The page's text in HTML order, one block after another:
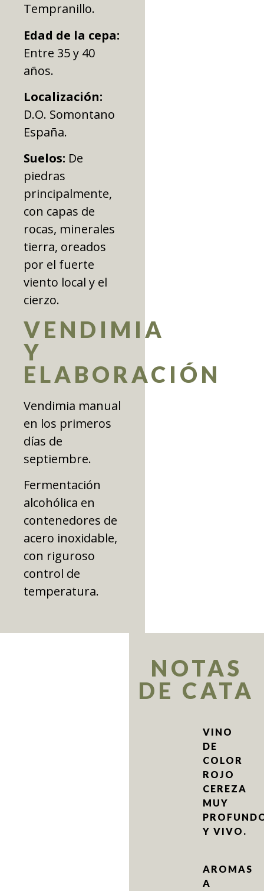
Tempranillo.
Edad de la cepa:
Entre 35 y 40
años.
Localización:
D.O. Somontano
España.
Suelos: De
piedras
principalmente,
con capas de
rocas, minerales
tierra, oreados
por el fuerte
viento local y el
cierzo.
VENDIMIA
Y
ELABORACIÓN
Vendimia manual
en los primeros
días de
septiembre.
Fermentación
alcohólica en
contenedores de
acero inoxidable,
con riguroso
control de
temperatura.
NOTAS
DE CATA
VINO
DE
COLOR
ROJO
CEREZA
MUY
Y VIVO.
AROMAS
A